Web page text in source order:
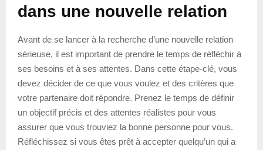
dans une nouvelle relation
Avant de se lancer à la recherche d’une nouvelle relation
sérieuse, il est important de prendre le temps de réfléchir à
ses besoins et à ses attentes. Dans cette étape-clé, vous
devez décider de ce que vous voulez et des critères que
votre partenaire doit répondre. Prenez le temps de définir
un objectif précis et des attentes réalistes pour vous
assurer que vous trouviez la bonne personne pour vous.
Réfléchissez si vous êtes prêt à accepter quelqu’un qui a